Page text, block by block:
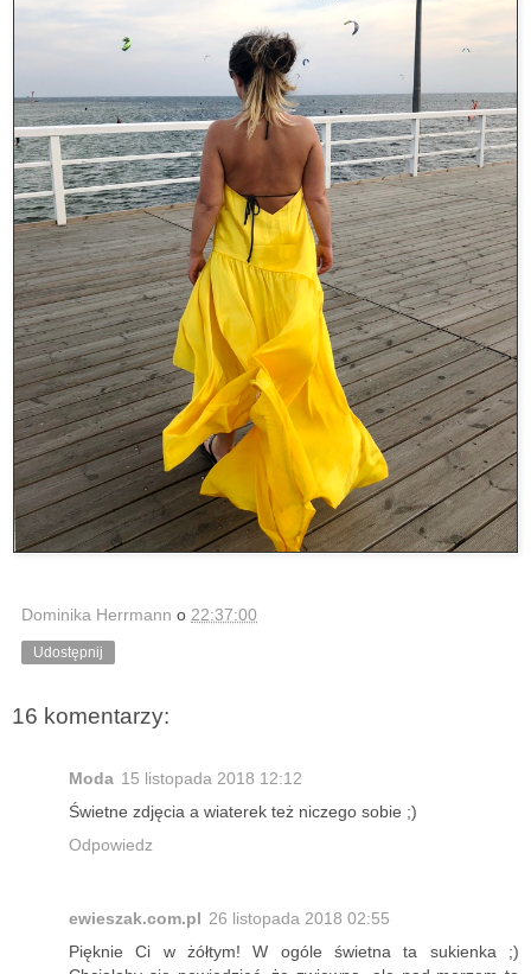
Dominika Herrmann o 22:37:00
Udostępnij
16 komentarzy:
Moda 15 listopada 2018 12:12
Świetne zdjęcia a wiaterek też niczego sobie ;)
Odpowiedz
ewieszak.com.pl 26 listopada 2018 02:55
Pięknie Ci w żółtym! W ogóle świetna ta sukienka ;)